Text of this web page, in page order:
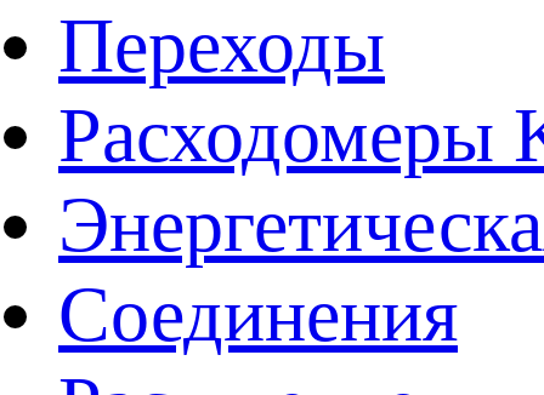
Переходы
Расходомеры
Соединения